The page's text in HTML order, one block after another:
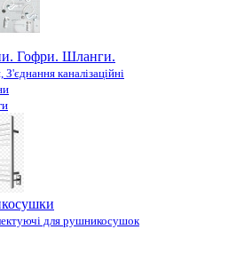
Гофри. Шланги.
каналізаційні
для рушникосушок